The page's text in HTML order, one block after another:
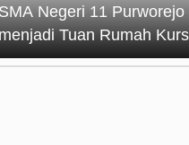
Jatayudha Open 2 Tahun
SMA Negeri 11 Purworejo
menjadi Tuan Rumah
Pramuka Mahir